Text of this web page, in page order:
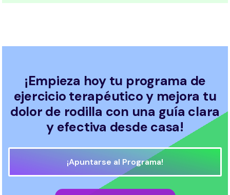
¡Empieza hoy tu programa de
ejercicio terapéutico y mejora tu
dolor de rodilla con una guía clara
y efectiva desde casa!
¡Apuntarse al Programa!